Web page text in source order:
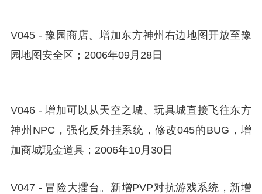
V045 - 豫园商店。增加东方神州右边地图开放至豫
园地图安全区；2006年09月28日
V046 - 增加可以从天空之城、玩具城直接飞往东方
神州NPC，强化反外挂系统，修改045的BUG，增
加商城现金道具；2006年10月30日
V047 - 冒险大擂台。新增PVP对抗游戏系统，新增